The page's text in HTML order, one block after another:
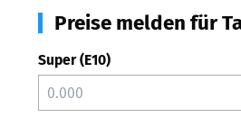
Preise melden für
Super (E10)